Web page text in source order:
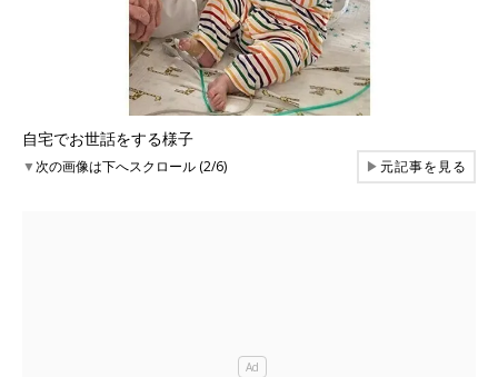
自宅でお世話をする様子
▼次の画像は下へスクロール (2/6) ▶元記事を見る